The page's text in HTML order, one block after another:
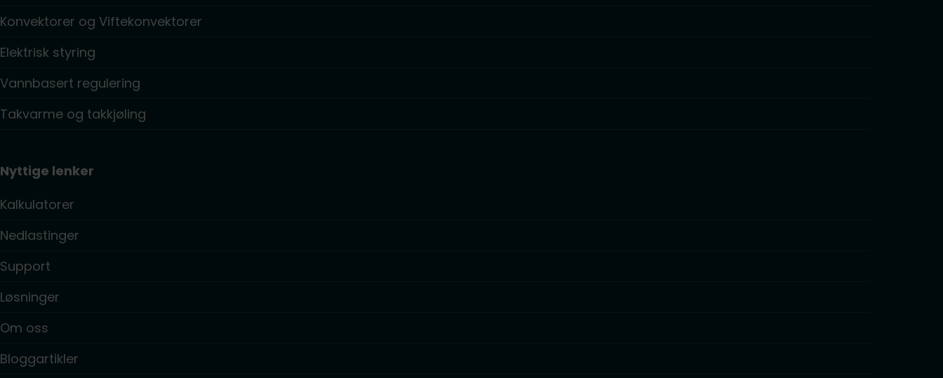
Konvektorer og Viftekonvektorer
Elektrisk styring
Vannbasert regulering
Takvarme og takkjøling
Nyttige lenker
Kalkulatorer
Nedlastinger
Support
Løsninger
Om oss
Bloggartikler